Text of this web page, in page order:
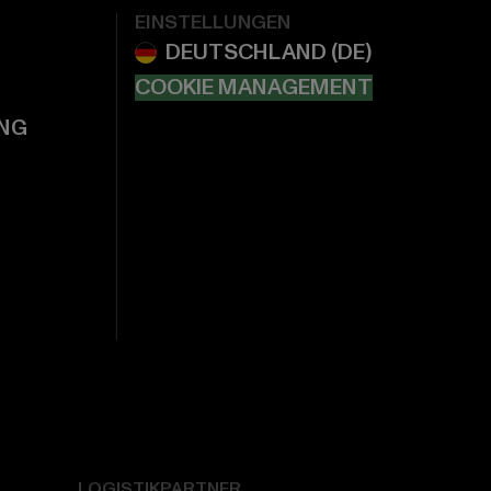
EINSTELLUNGEN
COOKIE MANAGEMENT